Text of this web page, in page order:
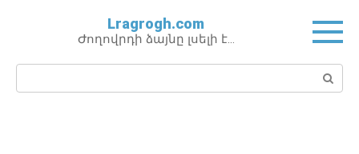
Lragrogh.com
Ժողովրդի ձայնը լսելի է…
Поиск: